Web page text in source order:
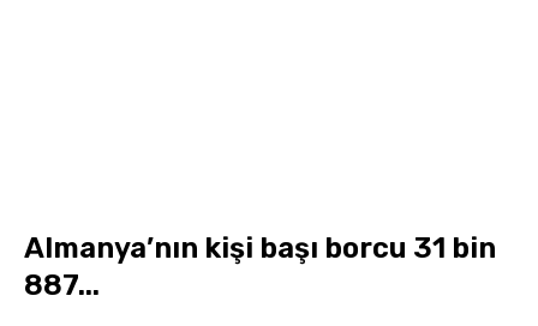
Almanya’nın kişi başı borcu 31 bin
887...